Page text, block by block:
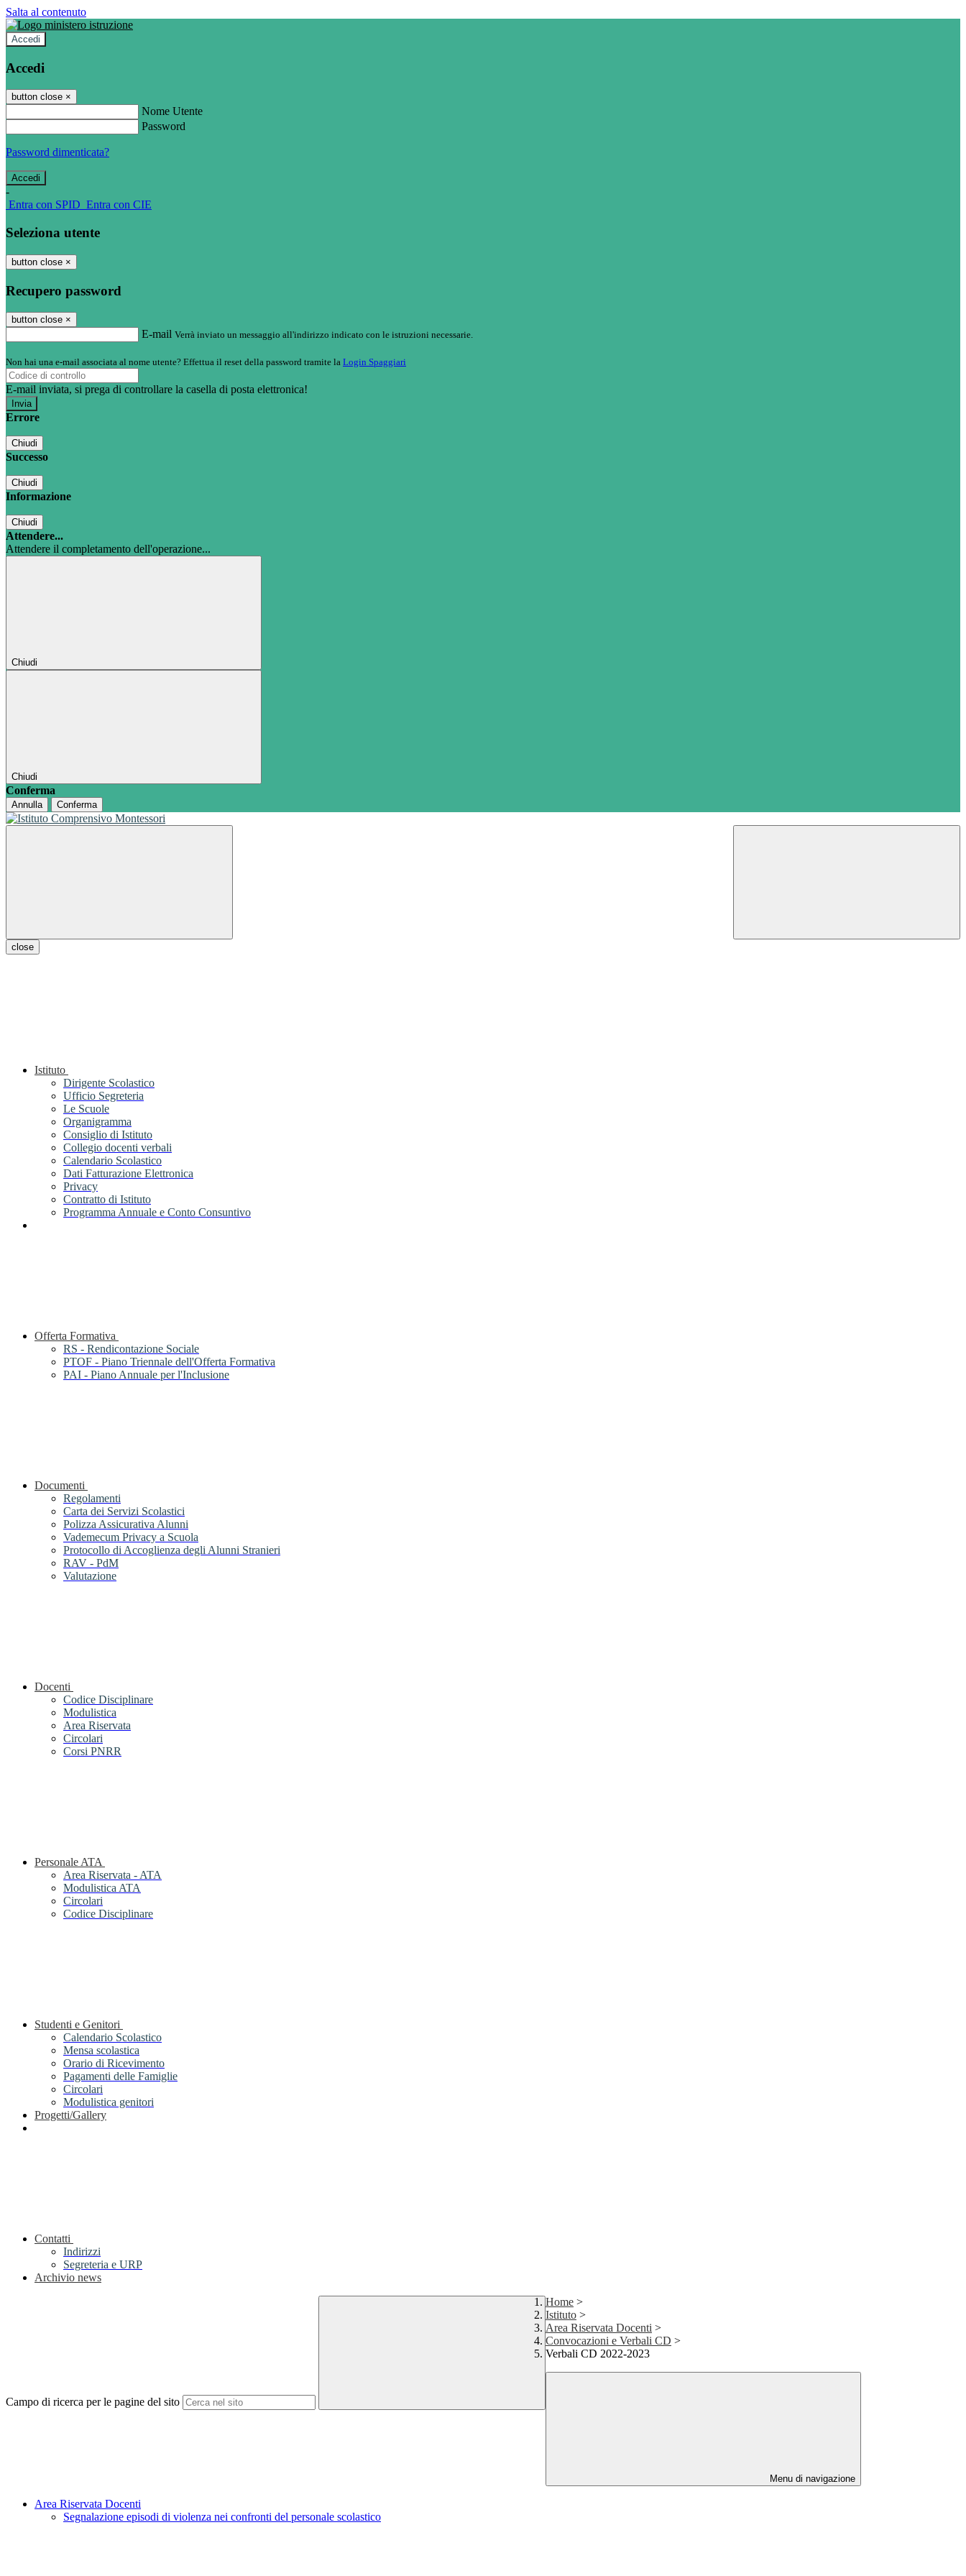
Salta al contenuto
Accedi
Accedi
button close ×
Nome Utente
Password
Password dimenticata?
-
Entra con SPID Entra con CIE
Seleziona utente
button close ×
Recupero password
button close ×
E-mail Verrà inviato un messaggio all'indirizzo indicato con le istruzioni necessarie.
Non hai una e-mail associata al nome utente? Effettua il reset della password tramite la Login Spaggiari
E-mail inviata, si prega di controllare la casella di posta elettronica!
Errore
Chiudi
Successo
Chiudi
Informazione
Chiudi
Attendere...
Attendere il completamento dell'operazione...
Chiudi
Chiudi
Conferma
Annulla Conferma
close
Istituto
Dirigente Scolastico
Ufficio Segreteria
Le Scuole
Organigramma
Consiglio di Istituto
Collegio docenti verbali
Calendario Scolastico
Dati Fatturazione Elettronica
Privacy
Contratto di Istituto
Programma Annuale e Conto Consuntivo
Offerta Formativa
RS - Rendicontazione Sociale
PTOF - Piano Triennale dell'Offerta Formativa
PAI - Piano Annuale per l'Inclusione
Documenti
Regolamenti
Carta dei Servizi Scolastici
Polizza Assicurativa Alunni
Vademecum Privacy a Scuola
Protocollo di Accoglienza degli Alunni Stranieri
RAV - PdM
Valutazione
Docenti
Codice Disciplinare
Modulistica
Area Riservata
Circolari
Corsi PNRR
Personale ATA
Area Riservata - ATA
Modulistica ATA
Circolari
Codice Disciplinare
Studenti e Genitori
Calendario Scolastico
Mensa scolastica
Orario di Ricevimento
Pagamenti delle Famiglie
Circolari
Modulistica genitori
Progetti/Gallery
Contatti
Indirizzi
Segreteria e URP
Archivio news
Campo di ricerca per le pagine del sito
Home >
Istituto >
Area Riservata Docenti >
Convocazioni e Verbali CD >
Verbali CD 2022-2023
Menu di navigazione
Area Riservata Docenti
Segnalazione episodi di violenza nei confronti del personale scolastico